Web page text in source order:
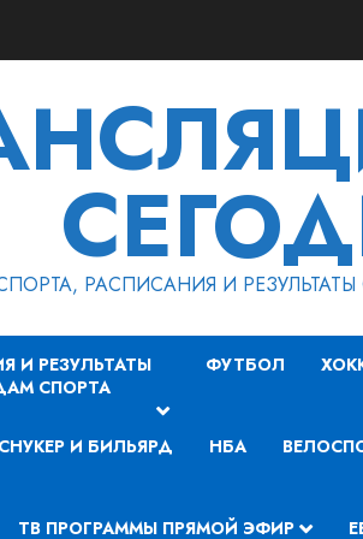
РАСПИСАНИЯ И
И РЕЗУЛЬТАТЫ
СПОРТА
ФУТБОЛ
СНУКЕР И БИЛЬЯРД НБА
ТВ ПРОГРАММЫ ПРЯМОЙ ЭФИР